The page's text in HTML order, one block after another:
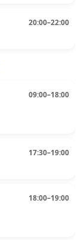
20:00–22:00
09:00–18:00
17:30–19:00
18:00–19:00